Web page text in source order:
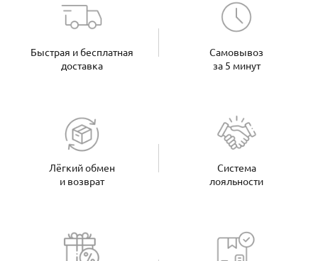
Быстрая и бесплатная
доставка
Самовывоз
за 5 минут
Лёгкий обмен
и возврат
Система
лояльности